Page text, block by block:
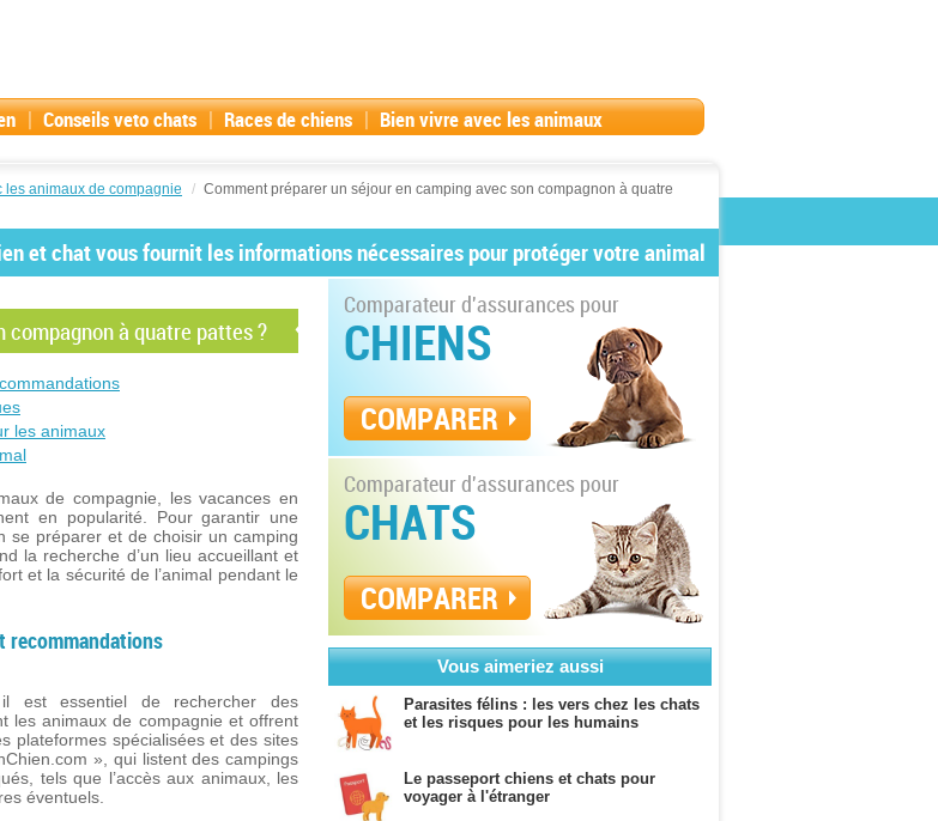
| Conseils veto chats | Races de chiens | Bien vivre avec les animaux
les animaux de compagnie / Comment préparer un séjour en camping avec son compagnon à quatre
et chat vous fournit les informations nécessaires pour protéger votre animal
compagnon à quatre pattes ?
les animaux
de compagnie, les vacances en
en popularité. Pour garantir une
se préparer et de choisir un camping
la recherche d’un lieu accueillant et
et la sécurité de l’animal pendant le
recommandations
est essentiel de rechercher des
les animaux de compagnie et offrent
plateformes spécialisées et des sites
», qui listent des campings
tels que l’accès aux animaux, les
éventuels.
Comparateur d'assurances pour
CHIENS
COMPARER
Comparateur d'assurances pour
CHATS
COMPARER
Vous aimeriez aussi
Parasites félins : les vers chez les chats
et les risques pour les humains
Le passeport chiens et chats pour
voyager à l'étranger